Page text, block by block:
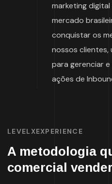
marketing
mercado
conquistar os
nossos clientes,
para gerenciar
ações de
LEVELXEXPERIENCE
A metodologia
comercial